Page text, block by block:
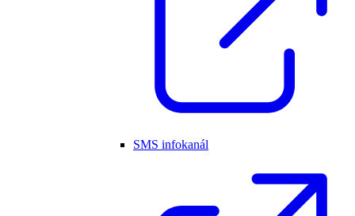
SMS infokanál